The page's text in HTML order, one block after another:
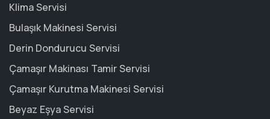
Klima Servisi
Bulaşık Makinesi Servisi
Derin Dondurucu Servisi
Çamaşır Makinası Tamir Servisi
Çamaşır Kurutma Makinesi Servisi
Beyaz Eşya Servisi